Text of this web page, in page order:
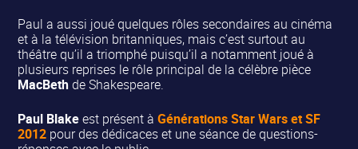
Paul a aussi joué quelques rôles secondaires au cinéma
et à la télévision britanniques, mais c’est surtout au
théâtre qu’il a triomphé puisqu’il a notamment joué à
plusieurs reprises le rôle principal de la célèbre pièce
MacBethde Shakespeare.
Paul Blakeest présent àGénérations Star Wars et SF
2012 pour des dédicaces et une séance de questions-